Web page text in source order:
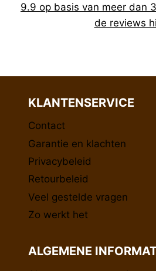
9.9 op basis van meer dan
de reviews
KLANTENSERVICE
Contact
Garantie en klachten
Privacybeleid
Retourbeleid
Veel gestelde vragen
Zo werkt het
ALGEMENE